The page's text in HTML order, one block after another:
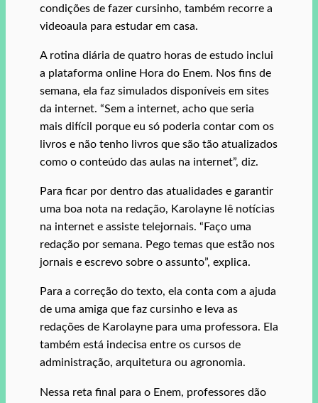
condições de fazer cursinho, também recorre a
videoaula para estudar em casa.
A rotina diária de quatro horas de estudo inclui
a plataforma online Hora do Enem. Nos fins de
semana, ela faz simulados disponíveis em sites
da internet. “Sem a internet, acho que seria
mais difícil porque eu só poderia contar com os
livros e não tenho livros que são tão atualizados
como o conteúdo das aulas na internet”, diz.
Para ficar por dentro das atualidades e garantir
uma boa nota na redação, Karolayne lê notícias
na internet e assiste telejornais. “Faço uma
redação por semana. Pego temas que estão nos
jornais e escrevo sobre o assunto”, explica.
Para a correção do texto, ela conta com a ajuda
de uma amiga que faz cursinho e leva as
redações de Karolayne para uma professora. Ela
também está indecisa entre os cursos de
administração, arquitetura ou agronomia.
Nessa reta final para o Enem, professores dão